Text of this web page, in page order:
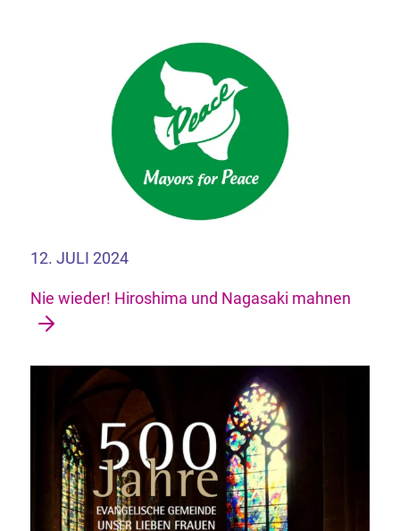
12. JULI 2024
Nie wieder! Hiroshima und Nagasaki mahnen